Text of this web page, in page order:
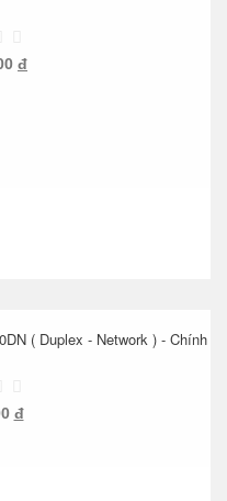
đ
( Duplex - Network ) - Chính
đ